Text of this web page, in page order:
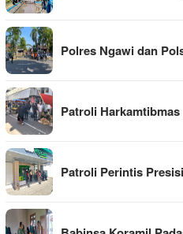
Polres Ngawi dan
Patroli
Patroli Perintis